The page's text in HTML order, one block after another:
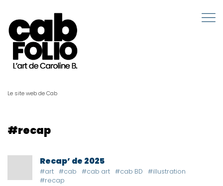
Le site web de Cab
#recap
Recap’ de 2025
#art #cab #cab art #cab BD
#illustration
#recap